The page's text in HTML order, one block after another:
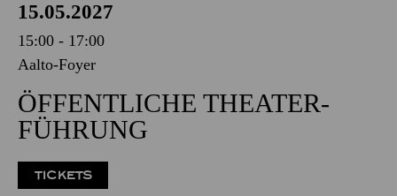
15.05.2027
15:00 - 17:00
Aalto-Foyer
ÖFFENTLICHE THEATER­
FÜHRUNG
TICKETS